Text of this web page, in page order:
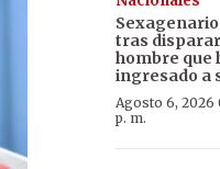
tras
hombre que
ingresado a
Agosto 6, 2026
p. m.